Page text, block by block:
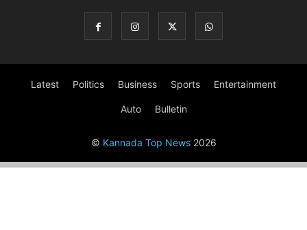
Latest Politics Business Sports Entertainment
Auto Bulletin
© Kannada Top News2026